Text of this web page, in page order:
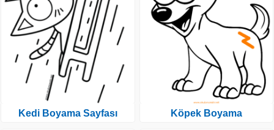
Kedi Boyama Sayfası Köpek Boyama